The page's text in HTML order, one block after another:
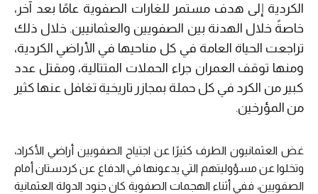
الكردية إلى هدف مستمر للغارات الصفوية عامًا بعد آخر،
خاصةً خلال الهدنة بين الصفويين والعثمانيين. خلال ذلك
تراجعت الحياة العامة في كل مناحيها في الأراضي الكردية،
ومنها توقف العمران جراء الحملات المتتالية، ومقتل عدد
كبير من الكرد في كل حملة بمجازر تاريخية تغافل عنها كثير
من المؤرخين.
غض العثمانيون الطرف كثيرًا عن اجتياح الصفويين أراضي الأكراد،
وتخلوا عن مسؤوليتهم التي يدعونها في الدفاع عن كردستان أمام
الصفويين، ففي أثناء الهجمات الصفوية كان جنود الدولة العثمانية